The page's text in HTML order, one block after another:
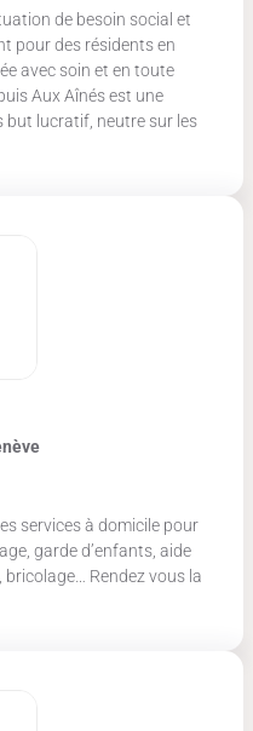
de besoin social et
pour des résidents en
avec soin et en toute
Aux Aînés est une
but lucratif, neutre sur les
services à domicile pour
garde d’enfants, aide
Rendez vous la